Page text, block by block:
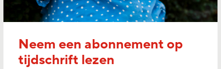
Neem een abonnement op
tijdschrift lezen